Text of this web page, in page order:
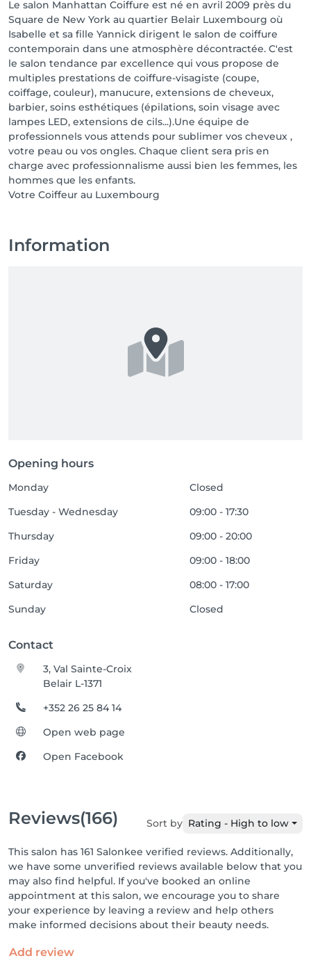
Le salon Manhattan Coiffure est né en avril 2009 près du
Square de New York au quartier Belair Luxembourg où
Isabelle et sa fille Yannick dirigent le salon de coiffure
contemporain dans une atmosphère décontractée. C'est
le salon tendance par excellence qui vous propose de
multiples prestations de coiffure-visagiste (coupe,
coiffage, couleur), manucure, extensions de cheveux,
barbier, soins esthétiques (épilations, soin visage avec
lampes LED, extensions de cils...).Une équipe de
professionnels vous attends pour sublimer vos cheveux ,
votre peau ou vos ongles. Chaque client sera pris en
charge avec professionnalisme aussi bien les femmes, les
hommes que les enfants.
Votre Coiffeur au Luxembourg
Information
Opening hours
Monday
Closed
Tuesday - Wednesday
09:00 - 17:30
Thursday
09:00 - 20:00
Friday
09:00 - 18:00
Saturday
08:00 - 17:00
Sunday
Closed
Contact
3, Val Sainte-Croix
Belair L-1371
+352 26 25 84 14
Open web page
Open Facebook
Reviews(166) Sort by Rating - High to low
This salon has 161 Salonkee verified reviews. Additionally,
we have some unverified reviews available below that you
may also find helpful. If you've booked an online
appointment at this salon, we encourage you to share
your experience by leaving a review and help others
make informed decisions about their beauty needs.
Add review